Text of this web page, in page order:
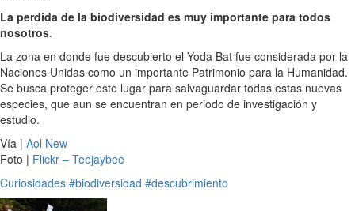
La perdida de la biodiversidad es muy importante para todos
nosotros.
La zona en donde fue descubierto el Yoda Bat fue considerada por la
Naciones Unidas como un importante Patrimonio para la Humanidad.
Se busca proteger este lugar para salvaguardar todas estas nuevas
especies, que aun se encuentran en periodo de investigación y
estudio.
Vía | Aol New
Foto | Flickr – Teejaybee
Curiosidades #biodiversidad #descubrimiento